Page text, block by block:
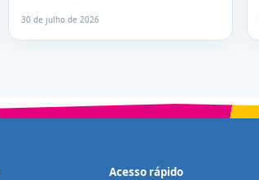
30 de julho de 2026
Acesso rápido